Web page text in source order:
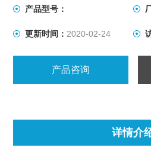
产品型号：
更新时间： 2020-02-24
产品咨询
详情介